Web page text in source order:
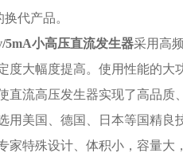
代产品。
5mA小高压直流发生器采用高
度大幅度提高。使用性能的
直流高压发生器实现了高品质
用美国、德国、日本等国精
家特殊设计、体积小，容量大